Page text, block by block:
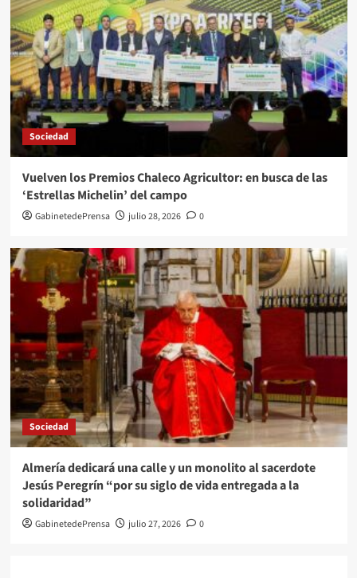
Sociedad
Vuelven los Premios Chaleco Agricultor: en busca de las
‘Estrellas Michelin’ del campo
GabinetedePrensa julio 28, 2026 0
Sociedad
Almería dedicará una calle y un monolito al sacerdote
Jesús Peregrín “por su siglo de vida entregada a la
solidaridad”
GabinetedePrensa julio 27, 2026 0